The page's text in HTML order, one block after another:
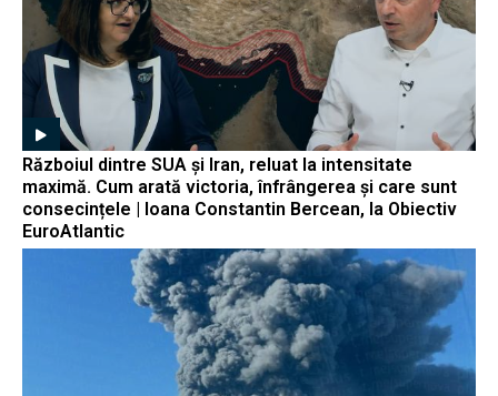
Războiul dintre SUA și Iran, reluat la intensitate
maximă. Cum arată victoria, înfrângerea și care sunt
consecințele | Ioana Constantin Bercean, la Obiectiv
EuroAtlantic